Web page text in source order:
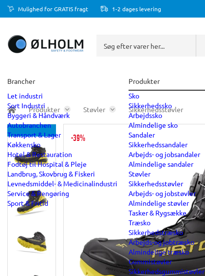
Mulighed for GRATIS fragt 1-2 dages levering
Brancher
Let industri
Sort Industri
Byggeri & Håndværk
Autobranchen
Transport & Lager
Køkkensko
Hotel & Restauration
Fodtøj til Hospital & Pleje
Landbrug, Skovbrug & Fiskeri
Levnedsmiddel- & Medicinalindustri
Service & Rengøring
Sport & Fritid
Produkter
Sko
Sikkerhedssko
Arbejdssko
Almindelige sko
Sandaler
Sikkerhedssandaler
Arbejds- og jobsandaler
Almindelige sandaler
Støvler
Sikkerhedsstøvler
Arbejds- og jobstøvler
Almindelige støvler
Tasker & Rygsække
Træsko
Sikkerhedstræsko
Arbejds-og jobtræsko
Almindelige træsko
Gummistøvler
Sikkerhedsgummistøvler
Produkter Støvler Sikkerhedsstøvler
-39%